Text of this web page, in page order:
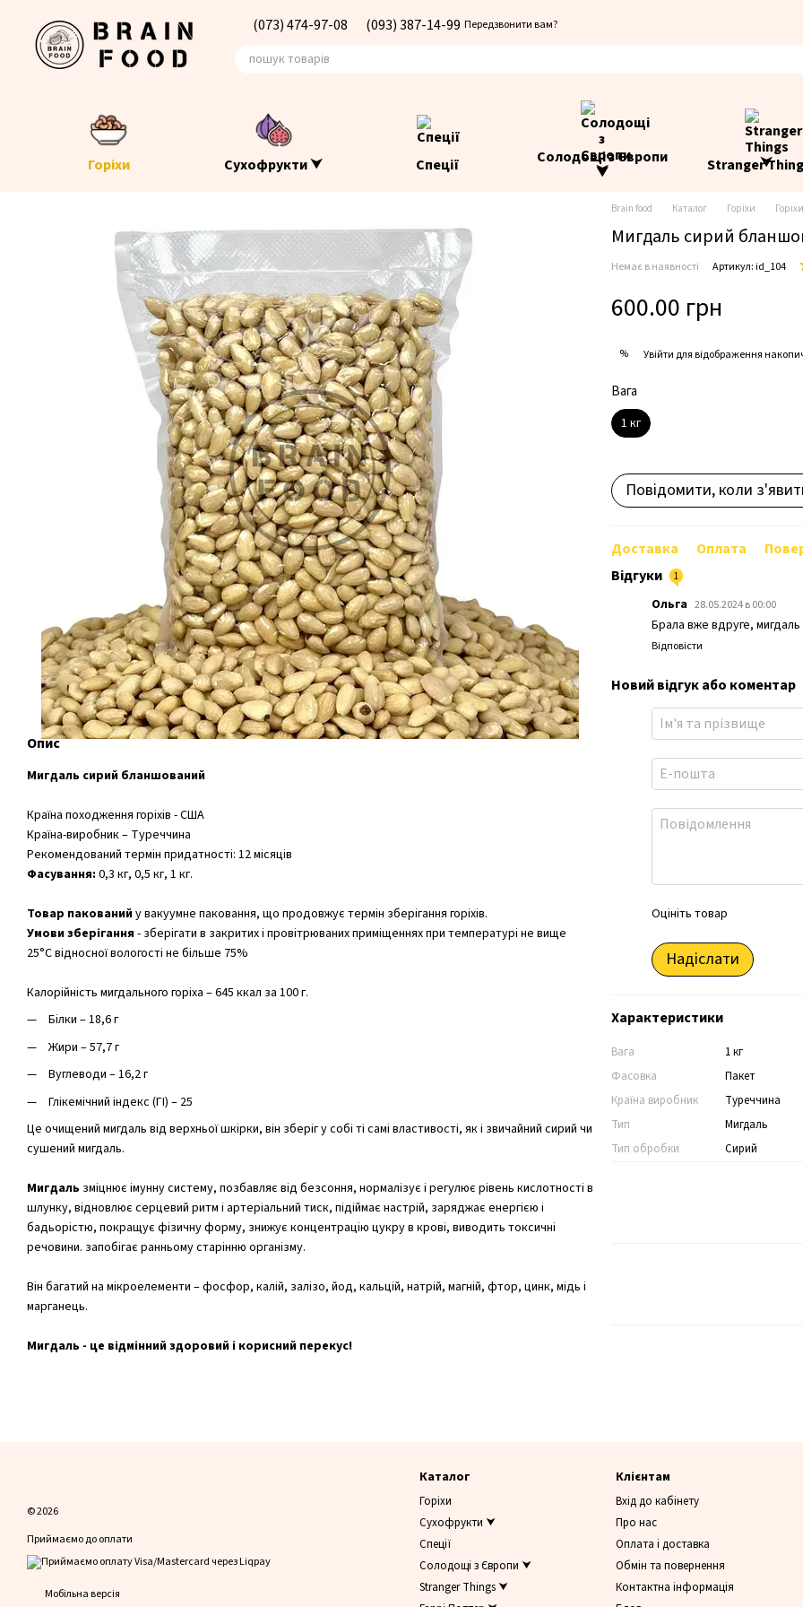
(073) 474-97-08 (093) 387-14-99 Передзвонити вам?
Горіхи Сухофрукти ⮟ Спеції
Солодощі з Європи
⮟
Stranger
Опис
Мигдаль сирий бланшований
Країна походження горіхів - США
Країна-виробник – Туреччина
Рекомендований термін придатності: 12 місяців
Фасування: 0,3 кг, 0,5 кг, 1 кг.
Товар пакованийу вакуумне паковання, що продовжує термін зберігання горіхів.
Умови зберігання - зберігати в закритих і провітрюваних приміщеннях при температурі не вище
25°C відносної вологості не більше 75%
Калорійність мигдального горіха – 645 ккал за 100 г.
Білки – 18,6 г
Жири – 57,7 г
Вуглеводи – 16,2 г
Глікемічний індекс (ГІ) – 25
Це очищений мигдаль від верхньої шкірки, він зберіг у собі ті самі властивості, як і звичайний сирий чи
сушений мигдаль.
Мигдаль зміцнює імунну систему, позбавляє від безсоння, нормалізує і регулює рівень кислотності в
шлунку, відновлює серцевий ритм і артеріальний тиск, підіймає настрій, заряджає енергією і
бадьорістю, покращує фізичну форму, знижує концентрацію цукру в крові, виводить токсичні
речовини. запобігає ранньому старінню організму.
Він багатий на мікроелементи – фосфор, калій, залізо, йод, кальцій, натрій, магній, фтор, цинк, мідь і
марганець.
Мигдаль - це відмінний здоровий і корисний перекус!
Brain food Каталог Горіхи
Мигдаль сирий
Немає в наявності Артикул: id_104
600.00 грн
% Увійтидля відображення
Вага
1 кг
Повідомити, коли
Доставка Оплата
Відгуки
1
Ольга 28.05.2024 в 00:00
Брала вже вдруге, мигдаль
Відповісти
Новий відгук або коментар
Оцініть товар
Надіслати
Характеристики
Вага
1 кг
Фасовка
Пакет
Країна виробник
Туреччина
Тип
Мигдаль
Тип обробки
Сирий
© 2026
Приймаємо до оплати
Мобільна версія
Каталог
Горіхи
Сухофрукти ⮟
Спеції
Солодощі з Європи ⮟
Stranger Things ⮟
Клієнтам
Вхід до кабінету
Про нас
Оплата і доставка
Обмін та повернення
Контактна інформація